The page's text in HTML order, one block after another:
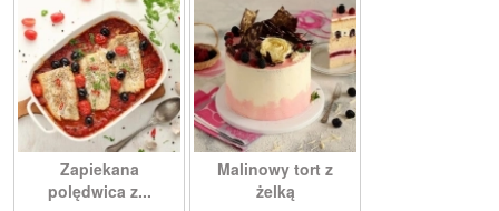
Zapiekana
polędwica z...
Malinowy tort z
żelką